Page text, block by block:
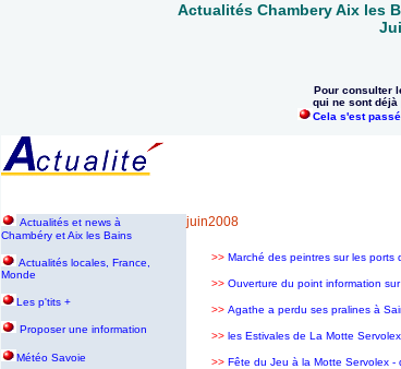
Actualités Chambery Aix les
Pour consulter
qui ne sont
Cela s'est
Actualités et news à
Chambéry et Aix les Bains
Actualités locales, France,
Monde
Les p'tits +
Proposer une information
Météo Savoie
juin2008
>> Marché des peintres sur les
>> Ouverture du point information
>> Agathe a perdu ses pralines à
>> les Estivales de La Motte
>> Fête du Jeu à la Motte Servolex -